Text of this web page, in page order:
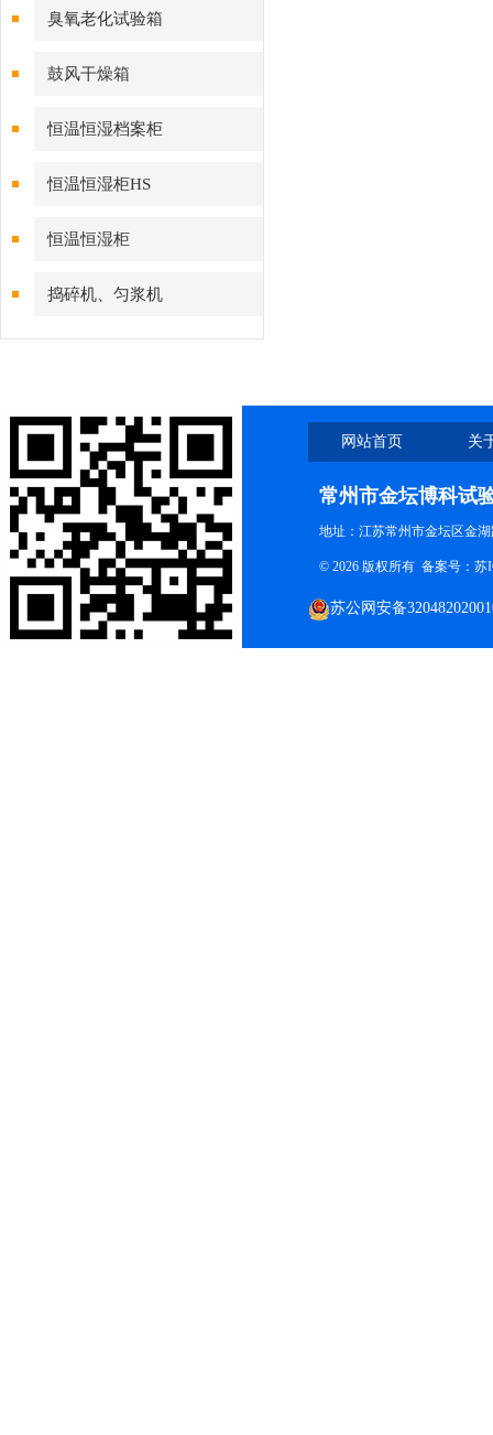
臭氧老化试验箱
鼓风干燥箱
恒温恒湿档案柜
恒温恒湿柜HS
恒温恒湿柜
捣碎机、匀浆机
网站首页 关
常州市金坛博科试
地址：江苏常州市金坛区金湖
© 2026 版权所有 备案号： 苏
苏公网安备